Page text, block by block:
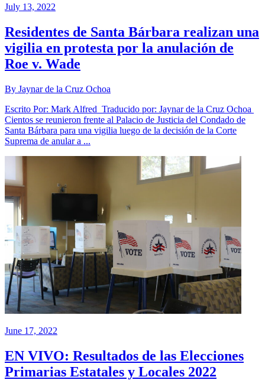
July 13, 2022
Residentes de Santa Bárbara realizan una
vigilia en protesta por la anulación de
Roe v. Wade
By Jaynar de la Cruz Ochoa
Escrito Por: Mark Alfred Traducido por: Jaynar de la Cruz Ochoa
Cientos se reunieron frente al Palacio de Justicia del Condado de
Santa Bárbara para una vigilia luego de la decisión de la Corte
Suprema de anular a ...
June 17, 2022
EN VIVO: Resultados de las Elecciones
Primarias Estatales y Locales 2022